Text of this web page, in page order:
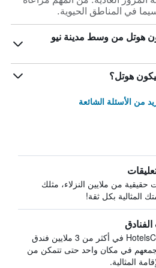
في المناطق الحيوية.
هوتل من وسط مدينة نيو
هوتل؟
من الأسئلة الشائعة
حقيقية من ملايين النزلاء، مثلك
المثالية بكل ثقة!
يبحث HotelsCombined في أكثر من 3 ملايين فندق
في مكان واحد حتى تتمكن من
المثالية.